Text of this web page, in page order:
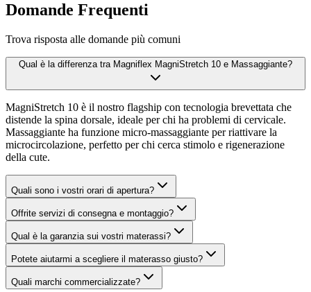
Domande Frequenti
Trova risposta alle domande più comuni
Qual è la differenza tra Magniflex MagniStretch 10 e Massaggiante?
MagniStretch 10 è il nostro flagship con tecnologia brevettata che
distende la spina dorsale, ideale per chi ha problemi di cervicale.
Massaggiante ha funzione micro-massaggiante per riattivare la
microcircolazione, perfetto per chi cerca stimolo e rigenerazione
della cute.
Quali sono i vostri orari di apertura?
Offrite servizi di consegna e montaggio?
Qual è la garanzia sui vostri materassi?
Potete aiutarmi a scegliere il materasso giusto?
Quali marchi commercializzate?